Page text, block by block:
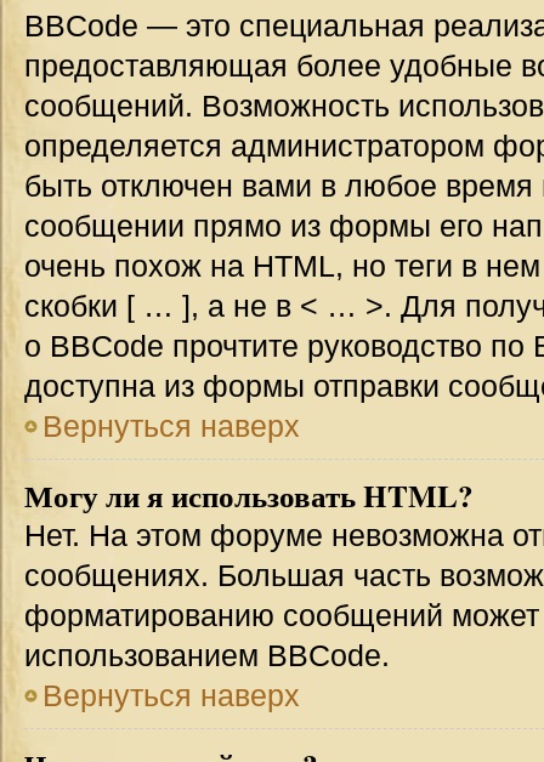
BBCode — это специальная
предоставляющая более удобные
сообщений. Возможность
определяется администратором
быть отключен вами в любое
сообщении прямо из формы его
очень похож на HTML, но теги в
скобки [ … ], а не в < … >. Для
о BBCode прочтите руководство
доступна из формы отправки
Вернуться наверх
Могу ли я использовать HTML?
Нет. На этом форуме невозможна
сообщениях. Большая часть
форматированию сообщений может
использованием BBCode.
Вернуться наверх